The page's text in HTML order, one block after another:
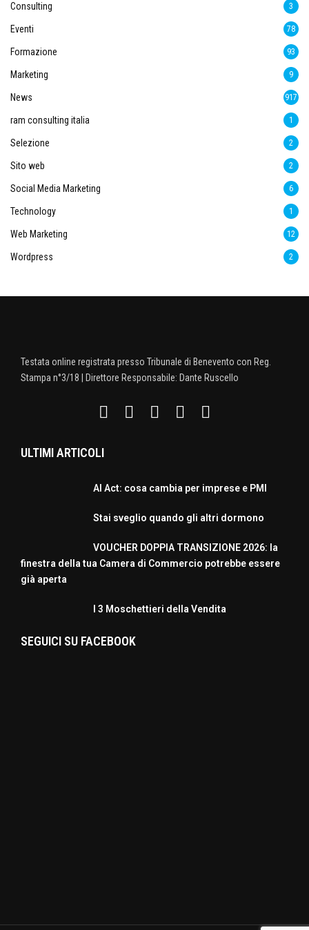
Consulting 3
Eventi 78
Formazione 93
Marketing 9
News 917
ram consulting italia 1
Selezione 2
Sito web 2
Social Media Marketing 6
Technology 1
Web Marketing 12
Wordpress 2
Testata online registrata presso Tribunale di Benevento con Reg.
Stampa n°3/18 | Direttore Responsabile: Dante Ruscello
ULTIMI ARTICOLI
AI Act: cosa cambia per imprese e PMI
Stai sveglio quando gli altri dormono
VOUCHER DOPPIA TRANSIZIONE 2026: la
finestra della tua Camera di Commercio potrebbe essere
già aperta
I 3 Moschettieri della Vendita
SEGUICI SU FACEBOOK